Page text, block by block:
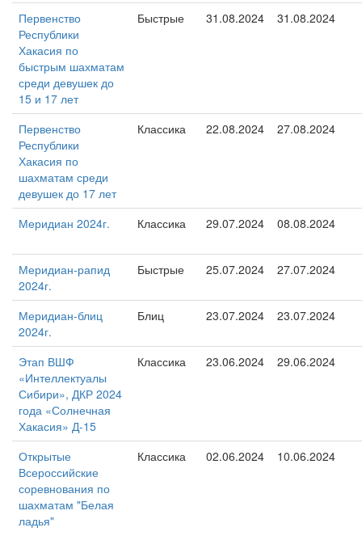
Первенство
Республики
Хакасия по
быстрым шахматам
среди девушек до
15 и 17 лет
Быстрые 31.08.2024 31.08.2024
Первенство
Республики
Хакасия по
шахматам среди
девушек до 17 лет
Классика 22.08.2024 27.08.2024
Меридиан 2024г. Классика 29.07.2024 08.08.2024
Меридиан-рапид
2024г.
Быстрые 25.07.2024 27.07.2024
Меридиан-блиц
2024г.
Блиц 23.07.2024 23.07.2024
Этап ВШФ
«Интеллектуалы
Сибири», ДКР 2024
года «Солнечная
Хакасия» Д-15
Классика 23.06.2024 29.06.2024
Открытые
Всероссийские
соревнования по
шахматам "Белая
ладья"
Классика 02.06.2024 10.06.2024